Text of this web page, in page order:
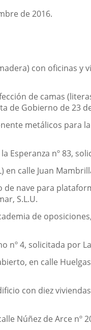
de 2016.
con oficinas y
de camas
de Gobierno de 23
metálicos para
Esperanza nº 83,
calle Juan
nave para
S.L.U.
de
nº 4, solicitada por
en calle Huelgas
con diez
Núñez de Arce nº